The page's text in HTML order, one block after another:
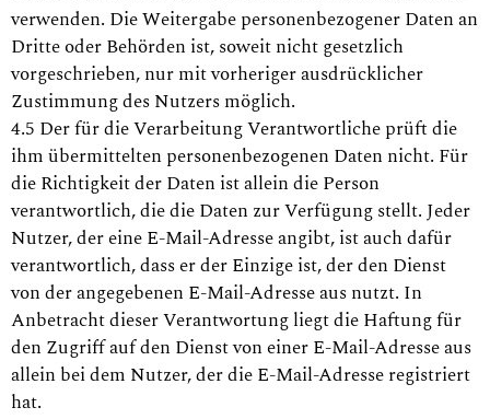
verwenden. Die Weitergabe personenbezogener Daten an
Dritte oder Behörden ist, soweit nicht gesetzlich
vorgeschrieben, nur mit vorheriger ausdrücklicher
Zustimmung des Nutzers möglich.
4.5 Der für die Verarbeitung Verantwortliche prüft die
ihm übermittelten personenbezogenen Daten nicht. Für
die Richtigkeit der Daten ist allein die Person
verantwortlich, die die Daten zur Verfügung stellt. Jeder
Nutzer, der eine E-Mail-Adresse angibt, ist auch dafür
verantwortlich, dass er der Einzige ist, der den Dienst
von der angegebenen E-Mail-Adresse aus nutzt. In
Anbetracht dieser Verantwortung liegt die Haftung für
den Zugriff auf den Dienst von einer E-Mail-Adresse aus
allein bei dem Nutzer, der die E-Mail-Adresse registriert
hat.